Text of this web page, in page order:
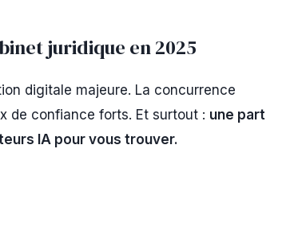
juridique en 2025
digitale majeure. La concurrence
de confiance forts. Et surtout : une part
IA pour vous trouver.